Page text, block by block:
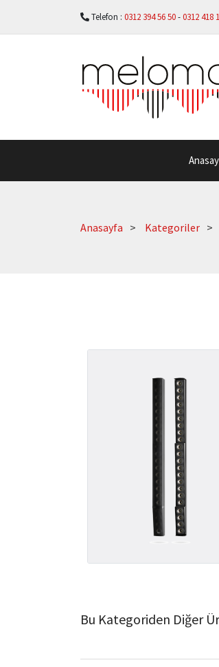
Telefon : 0312 394 56 50-0312 418
Anasayfa Kategoriler
Bu Kategoriden Diğer